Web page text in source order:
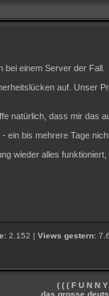
bei einem Server der Fall.
auf. Unser
natürlich, dass mir das
ein bis mehrere Tage
wieder alles
2.152 | Views gestern:
( ( ( F U N N
das grosse